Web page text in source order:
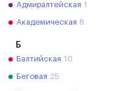
Адмиралтейская 1
Академическая 8
Б
Балтийская 10
Беговая 25